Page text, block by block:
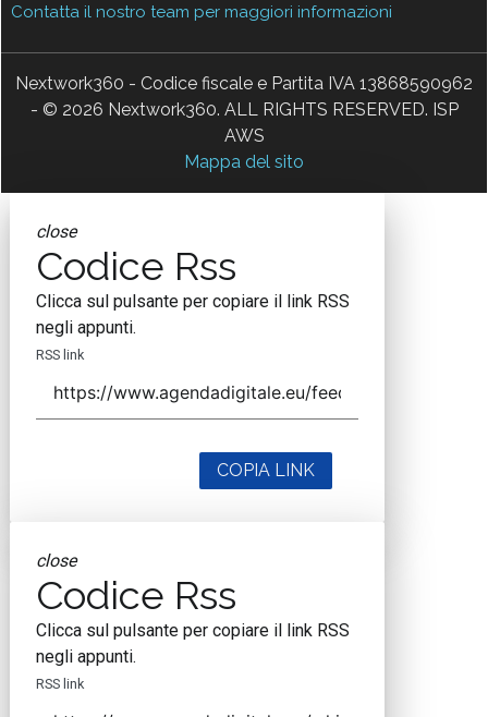
Contatta il nostro team per maggiori informazioni
Nextwork360 - Codice fiscale e Partita IVA 13868590962
- © 2026 Nextwork360. ALL RIGHTS RESERVED. ISP
AWS
Mappa del sito
close
Codice Rss
Clicca sul pulsante per copiare il link RSS
negli appunti.
RSS link
COPIA LINK
close
Codice Rss
Clicca sul pulsante per copiare il link RSS
negli appunti.
RSS link